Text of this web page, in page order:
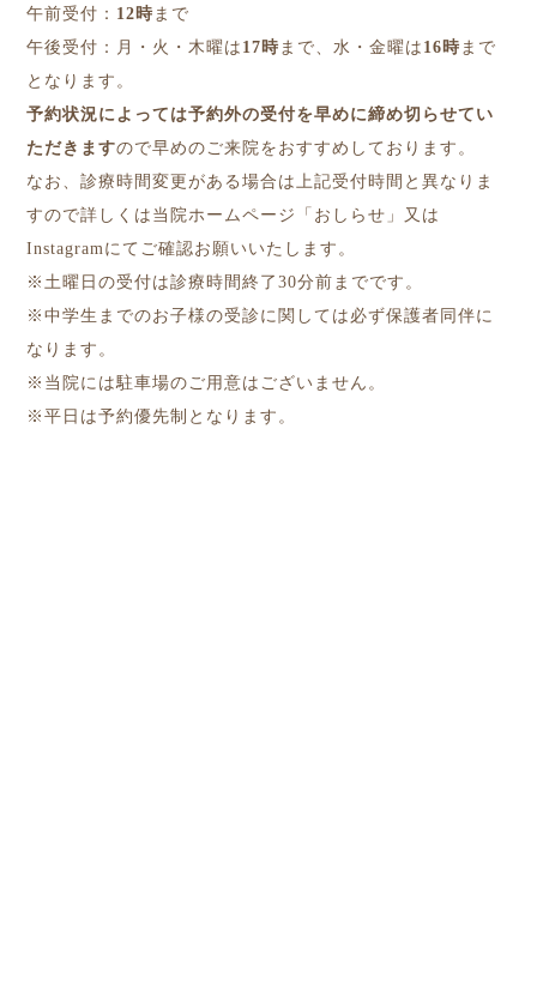
午前受付： 12時 まで
午後受付：月・火・木曜は 17時 まで、水・金曜は 16時 まで
となります。
予約状況によっては予約外の受付を早めに締め切らせてい
ただきますので早めのご来院をおすすめしております。
なお、診療時間変更がある場合は上記受付時間と異なりま
すので詳しくは当院ホームページ「おしらせ」又は
Instagramにてご確認お願いいたします。
※土曜日の受付は診療時間終了30分前までです。
※中学生までのお子様の受診に関しては必ず保護者同伴に
なります。
※当院には駐車場のご用意はございません。
※平日は予約優先制となります。